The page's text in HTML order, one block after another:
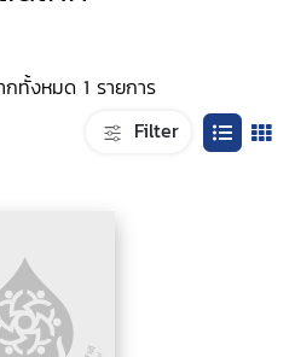
ทั้งหมด 1 รายการ
Filter